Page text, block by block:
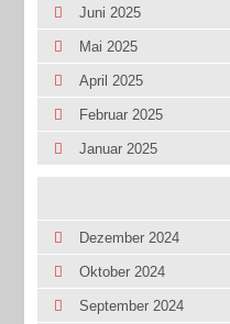
Juni 2025
Mai 2025
April 2025
Februar 2025
Januar 2025
Dezember 2024
Oktober 2024
September 2024